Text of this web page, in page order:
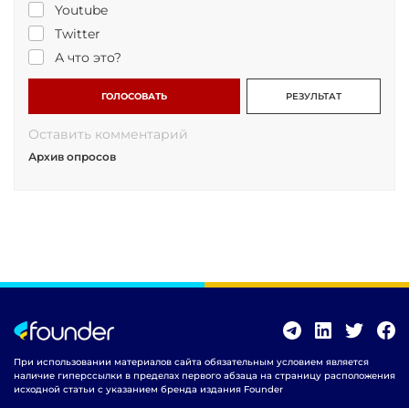
Youtube
Twitter
А что это?
ГОЛОСОВАТЬ РЕЗУЛЬТАТ
Оставить комментарий
Архив опросов
При использовании материалов сайта обязательным условием является
наличие гиперссылки в пределах первого абзаца на страницу расположения
исходной статьи с указанием бренда издания Founder